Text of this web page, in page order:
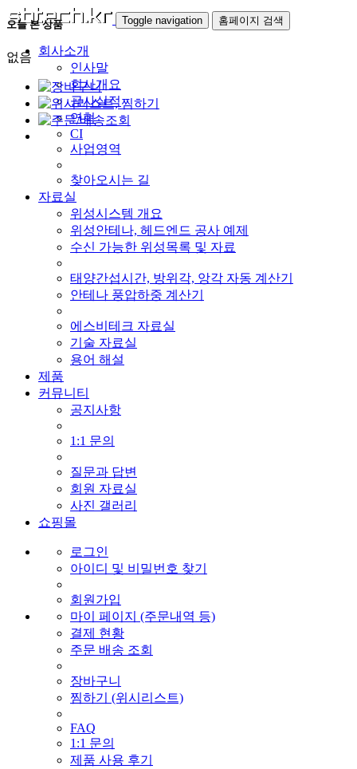
Toggle navigation 홈페이지 검색
회사소개
인사말
회사개요
공사실적
연혁
CI
사업영역
찾아오시는 길
자료실
위성시스템 개요
위성안테나, 헤드엔드 공사 예제
수신 가능한 위성목록 및 자료
태양간섭시간, 방위각, 앙각 자동 계산기
안테나 풍압하중 계산기
에스비테크 자료실
기술 자료실
용어 해설
제품
커뮤니티
공지사항
1:1 문의
질문과 답변
회원 자료실
사진 갤러리
쇼핑몰
로그인
아이디 및 비밀번호 찾기
회원가입
마이 페이지 (주문내역 등)
결제 현황
주문 배송 조회
장바구니
찜하기 (위시리스트)
FAQ
1:1 문의
제품 사용 후기
오늘 본 상품
없음